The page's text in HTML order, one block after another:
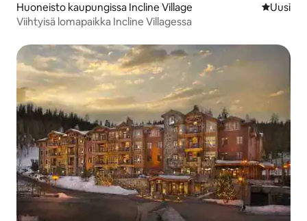
Huoneisto kaupungissa Incline Village Uusi
Uusi
Viihtyisä lomapaikka Incline Villagessa